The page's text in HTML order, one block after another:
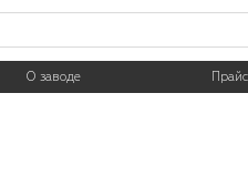
О заводе
Тара